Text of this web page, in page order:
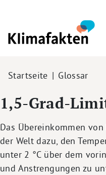
Pfadnavigation
Startseite Glossar
1,5-Grad-
Das Übereinkommen
der Welt dazu, den
unter 2 °C über dem
und Anstrengungen zu